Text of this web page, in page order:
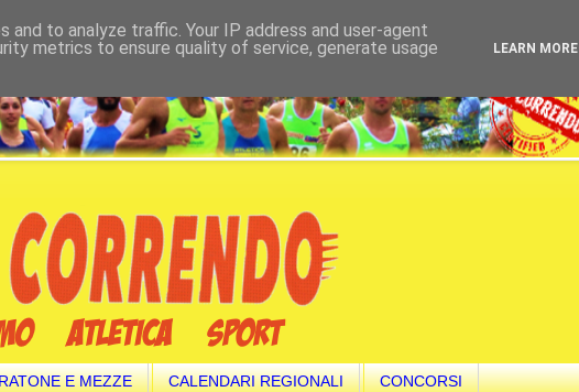
E MEZZE CALENDARI REGIONALI CONCORSI
to analyze traffic. Your IP address and user-agent
metrics to ensure quality of service, generate usage
LEARN MORE